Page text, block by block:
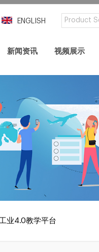
ENGLISH
新闻资讯 视频展示
工业4.0教学平台